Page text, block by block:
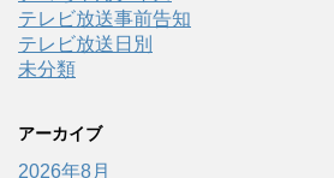
テレビ放送事前告知
テレビ放送日別
未分類
アーカイブ
2026年8月